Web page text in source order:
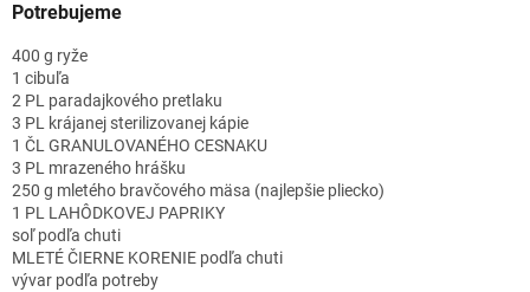
Potrebujeme
400 g ryže
1 cibuľa
2 PL paradajkového pretlaku
3 PL krájanej sterilizovanej kápie
1 ČL GRANULOVANÉHO CESNAKU
3 PL mrazeného hrášku
250 g mletého bravčového mäsa (najlepšie pliecko)
1 PL LAHÔDKOVEJ PAPRIKY
soľ podľa chuti
MLETÉ ČIERNE KORENIE podľa chuti
vývar podľa potreby